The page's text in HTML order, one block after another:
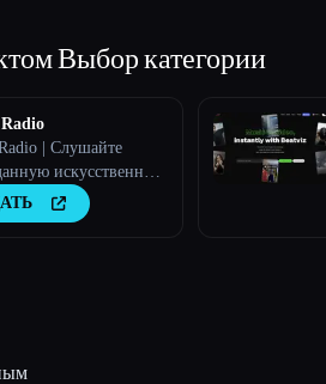
Выбор категории
| Слушайте
искусственным
находите новых
изучайте чарты и